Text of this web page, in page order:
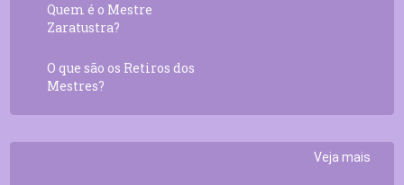
Quem é o Mestre
Zaratustra?
O que são os Retiros dos
Mestres?
Veja mais